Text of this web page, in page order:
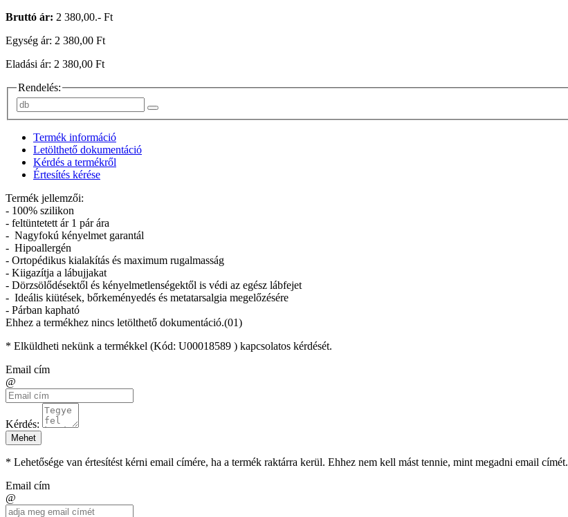
Bruttó ár: 2 380,00.- Ft
Egység ár: 2 380,00 Ft
Eladási ár: 2 380,00 Ft
Rendelés:
Termék információ
Letölthető dokumentáció
Kérdés a termékről
Értesítés kérése
Termék jellemzői:
- 100% szilikon
- feltüntetett ár 1 pár ára
- Nagyfokú kényelmet garantál
- Hipoallergén
- Ortopédikus kialakítás és maximum rugalmasság
- Kiigazítja a lábujjakat
- Dörzsölődésektől és kényelmetlenségektől is védi az egész lábfejet
- Ideális kiütések, bőrkeményedés és metatarsalgia megelőzésére
- Párban kapható
Ehhez a termékhez nincs letölthető dokumentáció.(01)
* Elküldheti nekünk a termékkel (Kód: U00018589 ) kapcsolatos kérdését.
Email cím
@
Kérdés:
Mehet
* Lehetősége van értesítést kérni email címére, ha a termék raktárra kerül. Ehhez nem kell mást tennie, mint megadni email címét.
Email cím
@